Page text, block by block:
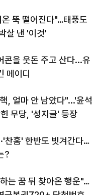
뚝 떨어진다"…태풍도
살 낸 '이것'
콘을 웃돈 주고 산다...유
메이디
, 얼마 안 남았다"...'윤석
무당, '성지글' 등장
찬홈' 한반도 빗겨간다…
?
는 꿈 뒤 찾아온 행운"…